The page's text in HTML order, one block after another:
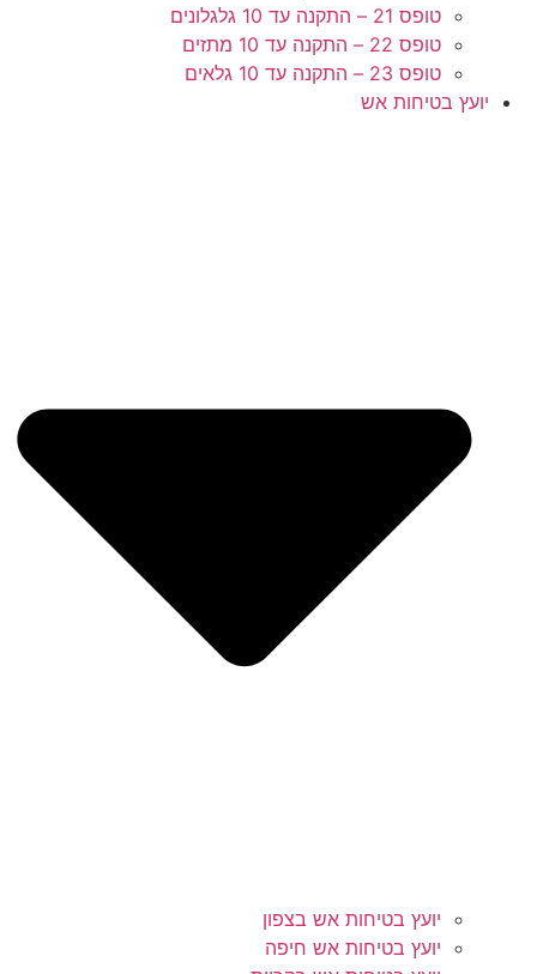
טופס 21 – התקנה עד 10 גלגלונים
טופס 22 – התקנה עד 10 מתזים
טופס 23 – התקנה עד 10 גלאים
יועץ בטיחות אש
יועץ בטיחות אש בצפון
יועץ בטיחות אש חיפה